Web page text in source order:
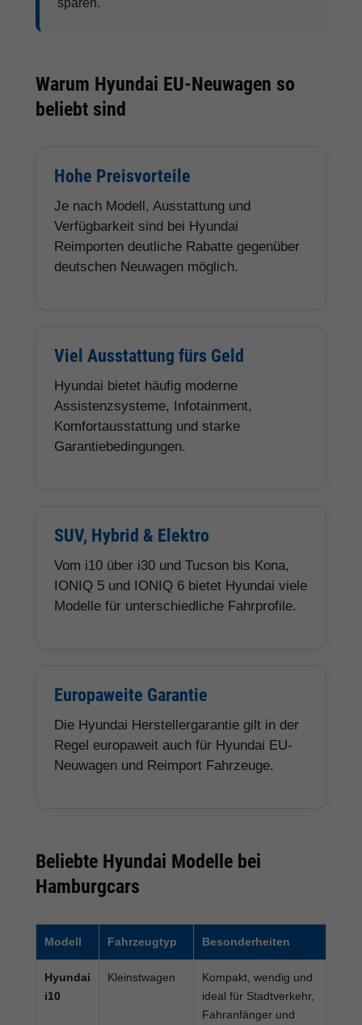
sparen.
Warum Hyundai EU-Neuwagen so
beliebt sind
Hohe Preisvorteile
Je nach Modell, Ausstattung und
Verfügbarkeit sind bei Hyundai
Reimporten deutliche Rabatte gegenüber
deutschen Neuwagen möglich.
Viel Ausstattung fürs Geld
Hyundai bietet häufig moderne
Assistenzsysteme, Infotainment,
Komfortausstattung und starke
Garantiebedingungen.
SUV, Hybrid & Elektro
Vom i10 über i30 und Tucson bis Kona,
IONIQ 5 und IONIQ 6 bietet Hyundai viele
Modelle für unterschiedliche Fahrprofile.
Europaweite Garantie
Die Hyundai Herstellergarantie gilt in der
Regel europaweit auch für Hyundai EU-
Neuwagen und Reimport Fahrzeuge.
Beliebte Hyundai Modelle bei
Hamburgcars
Modell Fahrzeugtyp Besonderheiten
Hyundai
i10
Kleinstwagen
Kompakt, wendig und
ideal für Stadtverkehr,
Fahranfänger und